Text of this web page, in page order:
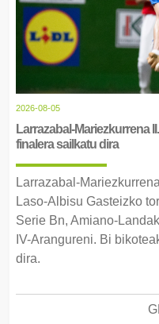
2026-08-05
Larrazabal-Mariezkurrena
finalera sailkatu dira
Larrazabal-
Laso-Albisu Gasteizko
Serie Bn, Amiano-
IV-Arangureni. Bi
dira.